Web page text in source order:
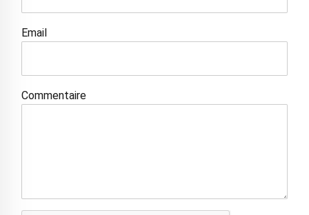
Email
Commentaire